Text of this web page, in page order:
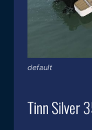
default
Tinn Silver